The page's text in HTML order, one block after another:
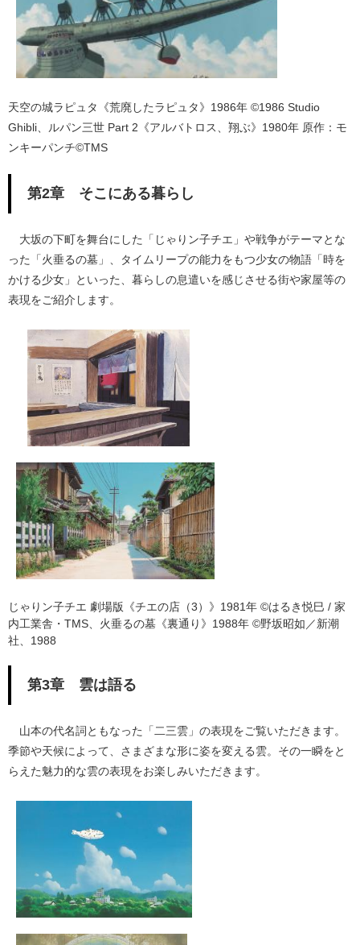
天空の城ラピュタ《荒廃したラピュタ》1986年 ©1986 Studio
Ghibli、ルパン三世 Part 2《アルバトロス、翔ぶ》1980年 原作：モ
ンキーパンチ©TMS
第2章 そこにある暮らし
大坂の下町を舞台にした「じゃりン子チエ」や戦争がテーマとな
った「火垂るの墓」、タイムリープの能力をもつ少女の物語「時を
かける少女」といった、暮らしの息遣いを感じさせる街や家屋等の
表現をご紹介します。
じゃりン子チエ 劇場版《チエの店（3）》1981年 ©はるき悦巳 / 家
内工業舎・TMS、火垂るの墓 《裏通り​ 》1988年 ©野坂昭如／新潮
社、1988
第3章 雲は語る
山本の代名詞ともなった「二三雲」の表現をご覧いただきます。
季節や天候によって、さまざまな形に姿を変える雲。その一瞬をと
らえた魅力的な雲の表現をお楽しみいただきます。